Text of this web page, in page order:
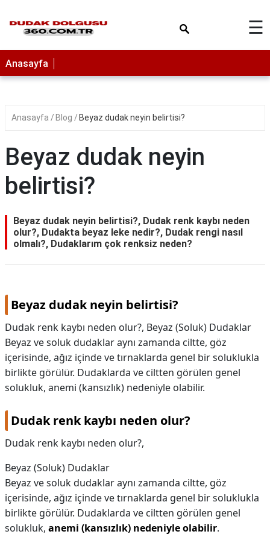
☰
Anasayfa
Anasayfa Blog Beyaz dudak neyin belirtisi?
Beyaz dudak neyin
belirtisi?
Beyaz dudak neyin belirtisi?, Dudak renk kaybı neden
olur?, Dudakta beyaz leke nedir?, Dudak rengi nasıl
olmalı?, Dudaklarım çok renksiz neden?
Beyaz dudak neyin belirtisi?
Dudak renk kaybı neden olur?, Beyaz (Soluk) Dudaklar
Beyaz ve soluk dudaklar aynı zamanda ciltte, göz
içerisinde, ağız içinde ve tırnaklarda genel bir soluklukla
birlikte görülür. Dudaklarda ve ciltten görülen genel
solukluk, anemi (kansızlık) nedeniyle olabilir.
Dudak renk kaybı neden olur?
Dudak renk kaybı neden olur?,
Beyaz (Soluk) Dudaklar
Beyaz ve soluk dudaklar aynı zamanda ciltte, göz
içerisinde, ağız içinde ve tırnaklarda genel bir soluklukla
birlikte görülür. Dudaklarda ve ciltten görülen genel
solukluk, anemi (kansızlık) nedeniyle olabilir.